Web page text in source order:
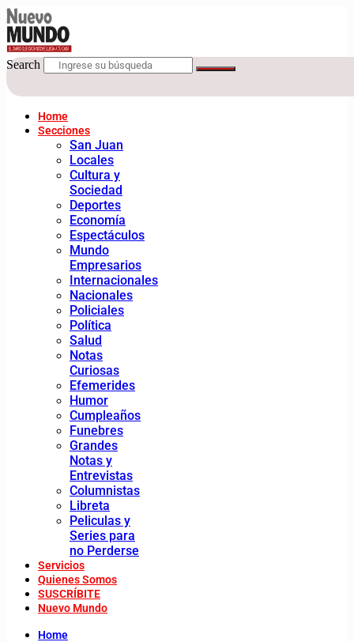
Search
Home
Secciones
San Juan
Locales
Cultura y
Sociedad
Deportes
Economía
Espectáculos
Mundo
Empresarios
Internacionales
Nacionales
Policiales
Política
Salud
Notas
Curiosas
Efemerides
Humor
Cumpleaños
Funebres
Grandes
Notas y
Entrevistas
Columnistas
Libreta
Peliculas y
Series para
no Perderse
Servicios
Quienes Somos
SUSCRÍBITE
Nuevo Mundo
Home